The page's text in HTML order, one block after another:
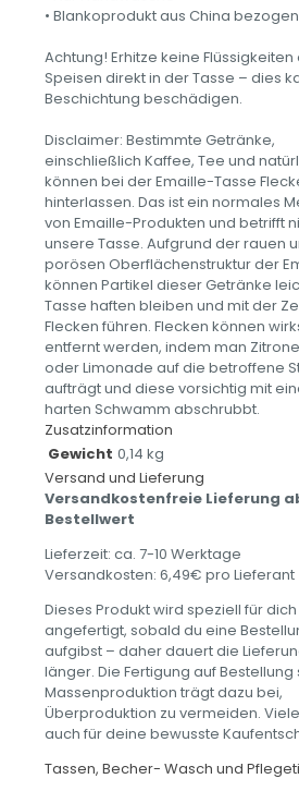
• Blankoprodukt aus China bezogen
Achtung! Erhitze keine
Speisen direkt in der Tasse – dies
Beschichtung beschädigen.
Disclaimer: Bestimmte Getränke,
einschließlich Kaffee, Tee und
können bei der Emaille-Tasse
hinterlassen. Das ist ein normales
von Emaille-Produkten und betrifft
unsere Tasse. Aufgrund der rauen
porösen Oberflächenstruktur der
können Partikel dieser Getränke
Tasse haften bleiben und mit der
Flecken führen. Flecken können
entfernt werden, indem man
oder Limonade auf die betroffene
aufträgt und diese vorsichtig mit
harten Schwamm abschrubbt.
Zusatzinformation
Gewicht 0,14 kg
Versand und Lieferung
Versandkostenfreie Lieferung
Bestellwert
Lieferzeit: ca. 7-10 Werktage
Versandkosten: 6,49€ pro Lieferant
Dieses Produkt wird speziell für dich
angefertigt, sobald du eine
aufgibst – daher dauert die
länger. Die Fertigung auf Bestellung
Massenproduktion trägt dazu bei,
Überproduktion zu vermeiden.
auch für deine bewusste
Tassen, Becher- Wasch und